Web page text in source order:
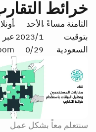
خرائط
عبر
الأحد
2023/1
0/29
الثامنة مساءً
بتوقيت
السعودية
سنتعلم معاً بشكل عمل